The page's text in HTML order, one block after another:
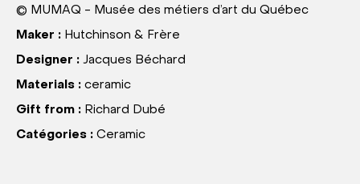
© MUMAQ - Musée des métiers d’art du Québec
Maker : Hutchinson & Frère
Designer : Jacques Béchard
Materials : ceramic
Gift from : Richard Dubé
Catégories : Ceramic